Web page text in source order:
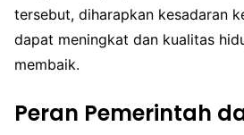
tersebut, diharapkan kesadaran
dapat meningkat dan kualitas
membaik.
Peran Pemerintah